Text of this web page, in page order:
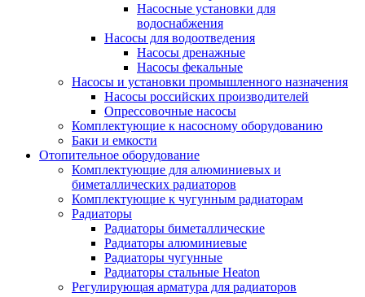
Насосные установки для
водоснабжения
Насосы для водоотведения
Насосы дренажные
Насосы фекальные
Насосы и установки промышленного назначения
Насосы российских производителей
Опрессовочные насосы
Комплектующие к насосному оборудованию
Баки и емкости
Отопительное оборудование
Комплектующие для алюминиевых и
биметаллических радиаторов
Комплектующие к чугунным радиаторам
Радиаторы
Радиаторы биметаллические
Радиаторы алюминиевые
Радиаторы чугунные
Радиаторы стальные Heaton
Регулирующая арматура для радиаторов